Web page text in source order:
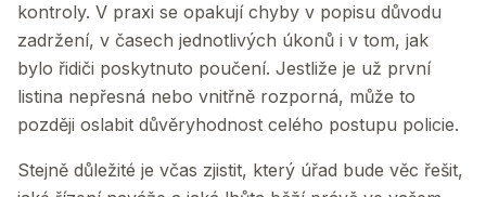
kontroly. V praxi se opakují chyby v popisu důvodu
zadržení, v časech jednotlivých úkonů i v tom, jak
bylo řidiči poskytnuto poučení. Jestliže je už první
listina nepřesná nebo vnitřně rozporná, může to
později oslabit důvěryhodnost celého postupu policie.
Stejně důležité je včas zjistit, který úřad bude věc řešit,